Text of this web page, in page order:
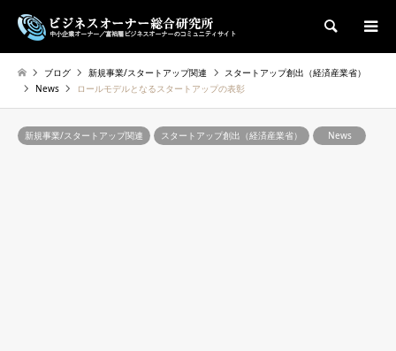
検索
ブログ 新規事業/スタートアップ関連
スタートアップ創出（経済産業省）
News
ロールモデルとなるスタートアップの表彰
新規事業/スタートアップ関連 スタートアップ創出（経済産業省） News